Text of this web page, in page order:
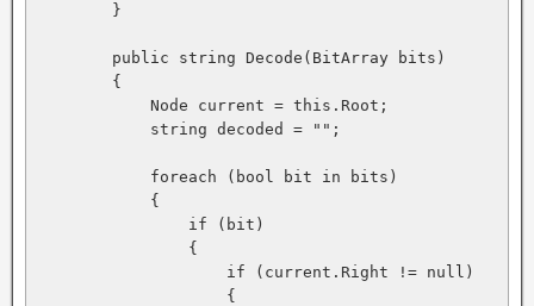
        }
        public string Decode(BitArray bits)
        {
            Node current = this.Root;
            string decoded = "";
            foreach (bool bit in bits)
            {
                if (bit)
                {
                    if (current.Right != null)
                    {